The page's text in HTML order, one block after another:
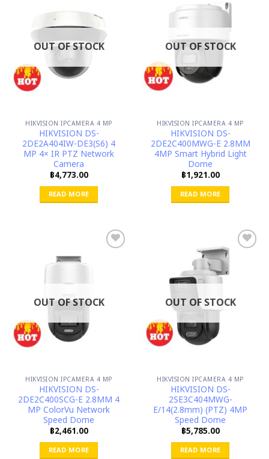
OUT OF STOCK
HIKVISION IPCAMERA 4 MP
HIKVISION DS-
2DE2A404IW-DE3(S6) 4
MP 4× IR PTZ Network
Camera
฿4,773.00
READ MORE
OUT OF STOCK
HIKVISION IPCAMERA 4 MP
HIKVISION DS-
2DE2C400MWG-E 2.8MM
4MP Smart Hybrid Light
Dome
฿1,921.00
READ MORE
OUT OF STOCK
HIKVISION IPCAMERA 4 MP
HIKVISION DS-
2DE2C400SCG-E 2.8MM 4
MP ColorVu Network
Speed Dome
฿2,461.00
READ MORE
OUT OF STOCK
HIKVISION IPCAMERA 4 MP
HIKVISION DS-
2SE3C404MWG-
E/14(2.8mm) (PTZ) 4MP
Speed Dome
฿5,785.00
READ MORE